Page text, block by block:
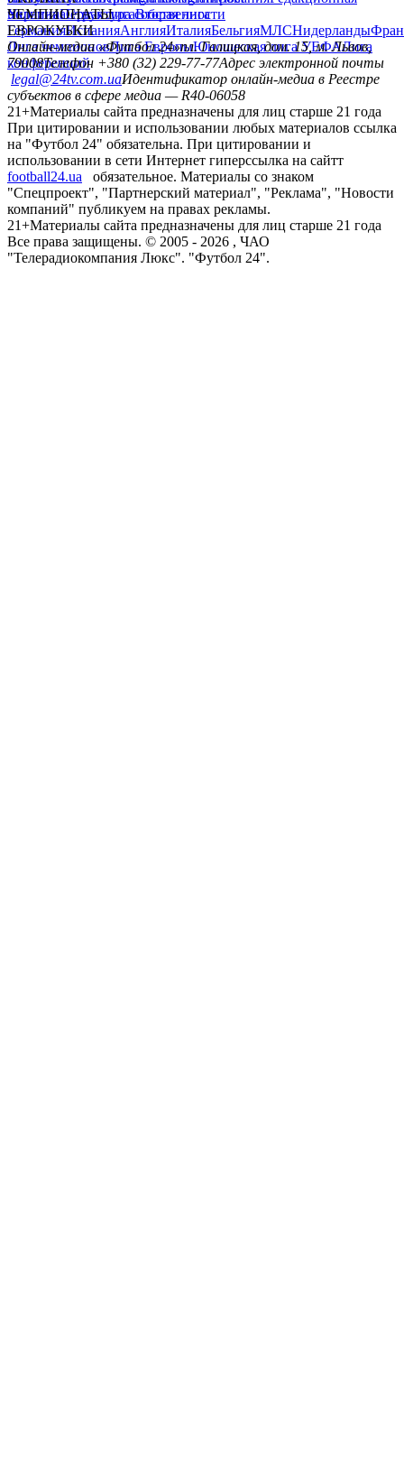
политикаСтруктура собственности
УкраинаПервая лигаВторая лига
ЧЕМПИОНАТЫ
ГерманияИспанияАнглияИталияБельгияМЛСНидерланды
ЕВРОКУБКИ
Лига чемпионовЛига ЕвропыЮношеская лига УЕФАЛига
конференций
Онлайн-медиа «Футбол 24»пл. Галицкая, дом. 15, м. Львов,
79008Телефон +380 (32) 229-77-77Адрес электронной почты
legal@24tv.com.uaИдентификатор онлайн-медиа в Реестре
субъектов в сфере медиа — R40-06058
21+Материалы сайта предназначены для лиц старше 21 года
При цитировании и использовании любых материалов ссылка
на "Футбол 24" обязательна. При цитировании и
использовании в сети Интернет гиперссылка на сайтт
football24.ua
обязательное. Материалы со знаком
"Спецпроект", "Партнерский материал", "Реклама", "Новости
компаний" публикуем на правах рекламы.
21+Материалы сайта предназначены для лиц старше 21 года
Все права защищены. © 2005 - 2026 , ЧАО
"Телерадиокомпания Люкс". "Футбол 24".